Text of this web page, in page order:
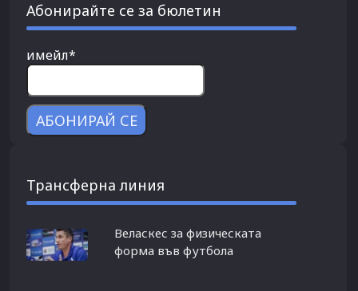
Абонирайте се за бюлетин
имейл*
Трансферна линия
Веласкес за физическата
форма във футбола